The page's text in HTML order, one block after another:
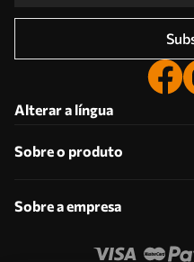
Alterar a língua
Sobre o produto
Sobre a empresa